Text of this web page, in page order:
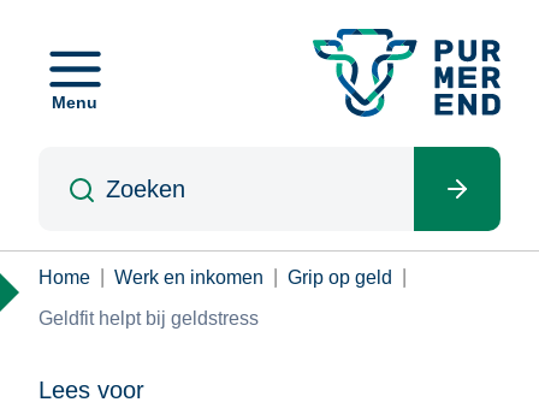
naarMenu
Kruimelpad
Home Werk en inkomen
Grip op geld
Geldfit helpt bij geldstress
Lees voor